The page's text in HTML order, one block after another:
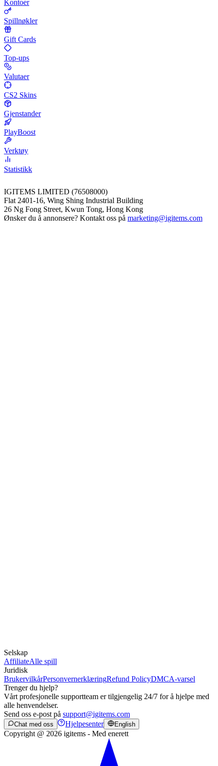
Kontoer
Spillnøkler
Gift Cards
Top-ups
Valutaer
CS2 Skins
Gjenstander
PlayBoost
Verktøy
Statistikk
IGITEMS LIMITED (76508000)
Flat 2401-16, Wing Shing Industrial Building
26 Ng Fong Street, Kwun Tong, Hong Kong
Ønsker du å annonsere? Kontakt oss på marketing@igitems.com
Selskap
AffiliateAlle spill
Juridisk
BrukervilkårPersonvernerklæringRefund PolicyDMCA-varsel
Trenger du hjelp?
Vårt profesjonelle supportteam er tilgjengelig 24/7 for å hjelpe med
alle henvendelser.
Send oss e-post på support@igitems.com
Chat med oss Hjelpesenter English
Copyright @ 2026 igitems - Med enerett